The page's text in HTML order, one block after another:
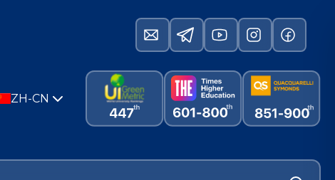
ZH-CN